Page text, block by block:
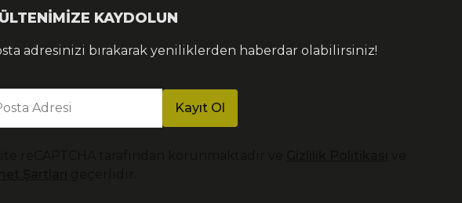
KAYDOLUN
adresinizi bırakarak yeniliklerden haberdar olabilirsiniz!
Adresi Kayıt Ol